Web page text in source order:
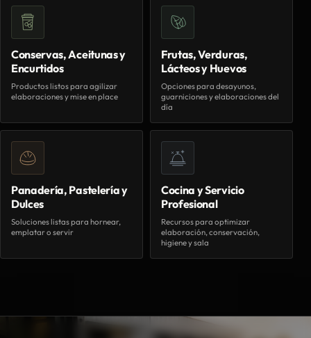
Conservas, Aceitunas y
Encurtidos
Productos listos para agilizar
elaboraciones y mise en place
Frutas, Verduras,
Lácteos y Huevos
Opciones para desayunos,
guarniciones y elaboraciones del
día
Panadería, Pastelería y
Dulces
Soluciones listas para hornear,
emplatar o servir
Cocina y Servicio
Profesional
Recursos para optimizar
elaboración, conservación,
higiene y sala